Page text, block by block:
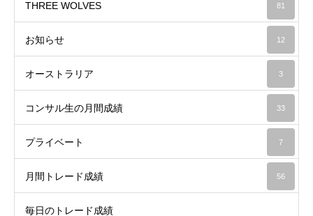
THREE WOLVES 81
お知らせ 12
オーストラリア 3
コンサル生の月間成績 33
プライベート 7
月間トレード成績 56
毎日のトレード成績